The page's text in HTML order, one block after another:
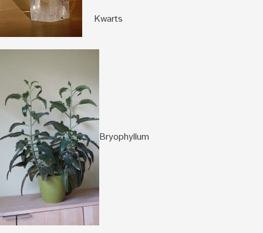
Kwarts
Bryophyllum